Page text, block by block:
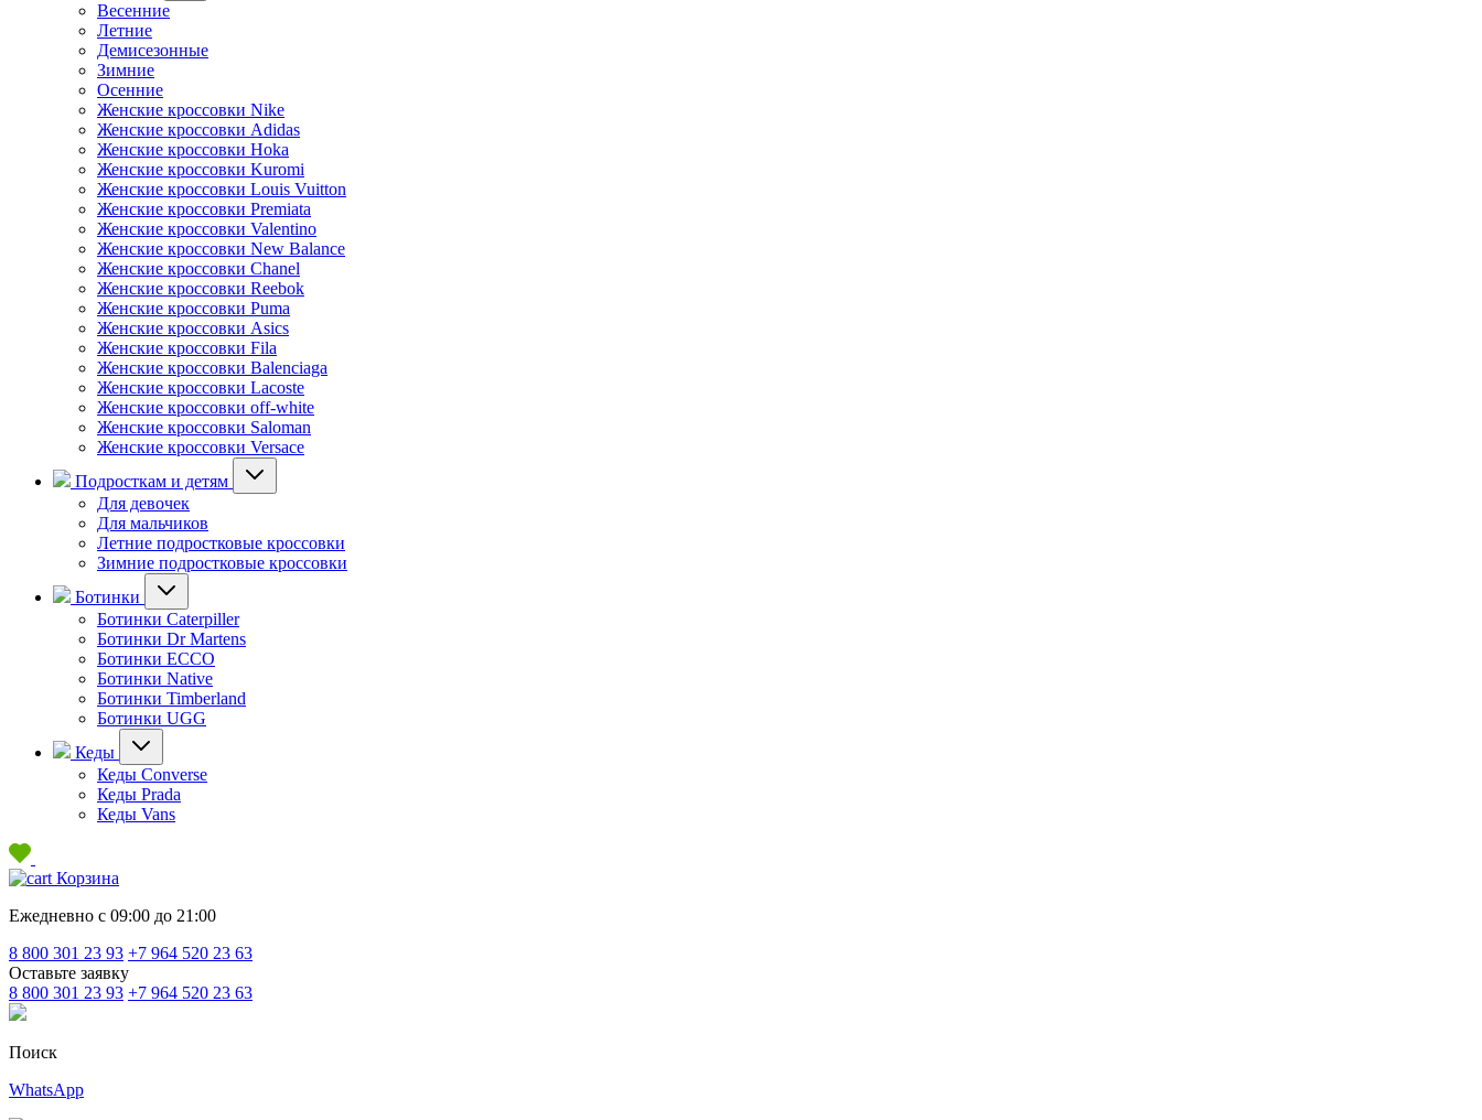
Весенние
Летние
Демисезонные
Зимние
Осенние
Женские кроссовки Nike
Женские кроссовки Adidas
Женские кроссовки Hoka
Женские кроссовки Kuromi
Женские кроссовки Louis Vuitton
Женские кроссовки Premiata
Женские кроссовки Valentino
Женские кроссовки New Balance
Женские кроссовки Chanel
Женские кроссовки Reebok
Женские кроссовки Puma
Женские кроссовки Asics
Женские кроссовки Fila
Женские кроссовки Balenciaga
Женские кроссовки Lacoste
Женские кроссовки off-white
Женские кроссовки Saloman
Женские кроссовки Versace
Подросткам и детям
Для девочек
Для мальчиков
Летние подростковые кроссовки
Зимние подростковые кроссовки
Ботинки
Ботинки Caterpiller
Ботинки Dr Martens
Ботинки ECCO
Ботинки Native
Ботинки Timberland
Ботинки UGG
Кеды
Кеды Converse
Кеды Prada
Кеды Vans
Корзина
Ежедневно с 09:00 до 21:00
8 800 301 23 93 +7 964 520 23 63
Оставьте заявку
8 800 301 23 93 +7 964 520 23 63
Поиск
WhatsApp